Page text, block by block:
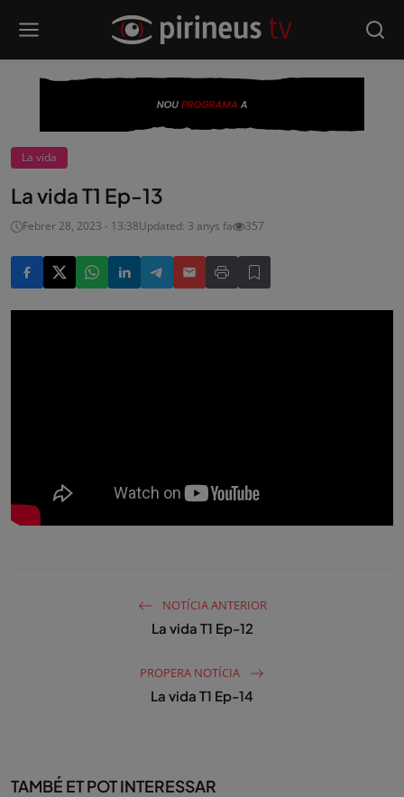
La vida
La vida T1 Ep-13
Febrer 28, 2023 - 13:38Updated: 3 anys fa 357
NOTÍCIA ANTERIOR
La vida T1 Ep-12
PROPERA NOTÍCIA
La vida T1 Ep-14
TAMBÉ ET POT INTERESSAR